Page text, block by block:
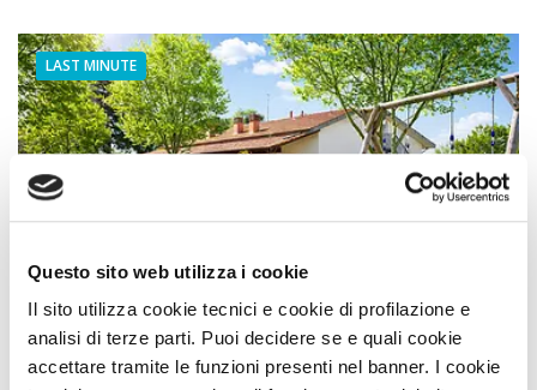
Questo sito web utilizza i cookie
Il sito utilizza cookie tecnici e cookie di profilazione e
analisi di terze parti. Puoi decidere se e quali cookie
accettare tramite le funzioni presenti nel banner. I cookie
LAST MINUTE
Podere Cernaia Agriturismo San Luigi
PremioSTRUTTURA A DOG